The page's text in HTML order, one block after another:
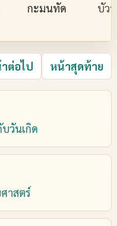
กะมนทัด บัว
ต่อไป หน้าสุดท้าย
วันเกิด
าสตร์